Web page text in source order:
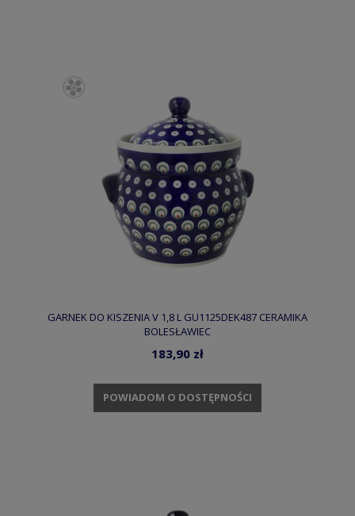
GARNEK DO KISZENIA V 1,8 L GU1125DEK487 CERAMIKA
BOLESŁAWIEC
183,90 zł
POWIADOM O DOSTĘPNOŚCI